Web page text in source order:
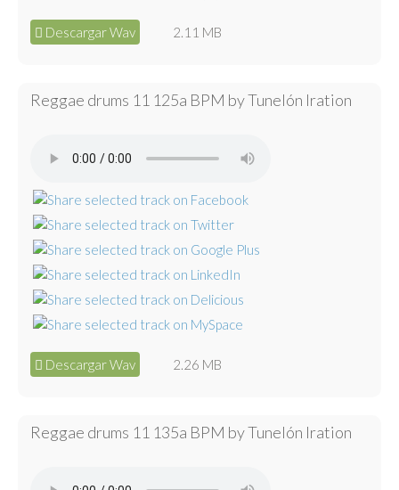
Descargar Wav 2.11 MB
Reggae drums 11 125a BPM by Tunelón Iration
Descargar Wav 2.26 MB
Reggae drums 11 135a BPM by Tunelón Iration